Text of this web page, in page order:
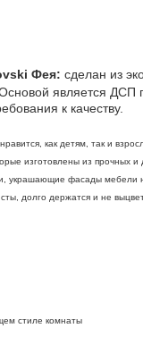
Фея: сделан из
является ДСП
к качеству.
как детям, так и
изготовлены из прочных и
украшающие фасады мебели
долго держатся и не
стиле комнаты